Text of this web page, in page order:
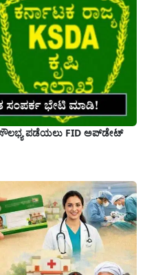
ಸೌಲಭ್ಯ ಪಡೆಯಲು FID ಅಪ್‌ಡೇಟ್